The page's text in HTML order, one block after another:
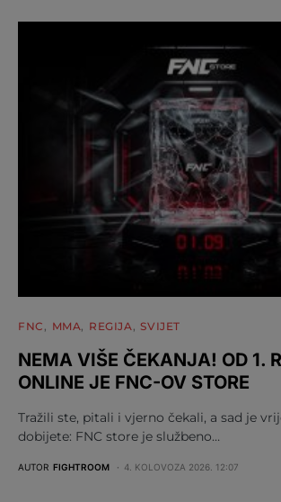
FNC MMA REGIJA SVIJET
NEMA VIŠE ČEKANJA! OD 1.
ONLINE JE FNC-OV STORE
Tražili ste, pitali i vjerno čekali, a sad je
dobijete: FNC store je službeno…
AUTOR FIGHTROOM 4. KOLOVOZA 2026. 12:07